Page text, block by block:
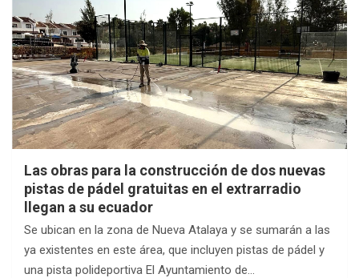
Las obras para la construcción de dos nuevas
pistas de pádel gratuitas en el extrarradio
llegan a su ecuador
Se ubican en la zona de Nueva Atalaya y se sumarán a las
ya existentes en este área, que incluyen pistas de pádel y
una pista polideportiva El Ayuntamiento de…